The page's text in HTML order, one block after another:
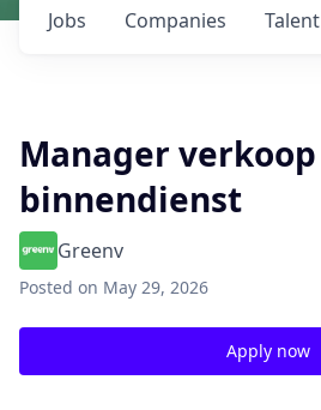
Jobs Companies Talent
Manager verkoop
binnendienst
Greenv
Posted on May 29, 2026
Apply now